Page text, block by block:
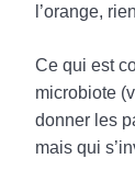
l’orange,
Ce qui est
microbiote
donner les
mais qui